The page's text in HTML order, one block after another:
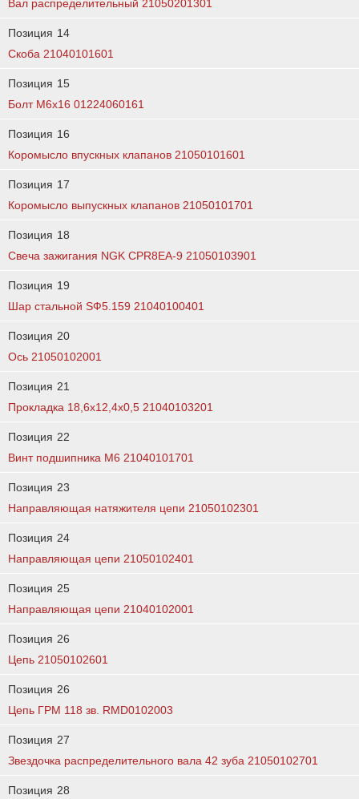
Вал распределительный 21050201301
Позиция 14
Скоба 21040101601
Позиция 15
Болт М6х16 01224060161
Позиция 16
Коромысло впускных клапанов 21050101601
Позиция 17
Коромысло выпускных клапанов 21050101701
Позиция 18
Свеча зажигания NGK CPR8EA-9 21050103901
Позиция 19
Шар стальной SФ5.159 21040100401
Позиция 20
Ось 21050102001
Позиция 21
Прокладка 18,6х12,4х0,5 21040103201
Позиция 22
Винт подшипника М6 21040101701
Позиция 23
Направляющая натяжителя цепи 21050102301
Позиция 24
Направляющая цепи 21050102401
Позиция 25
Направляющая цепи 21040102001
Позиция 26
Цепь 21050102601
Позиция 26
Цепь ГРМ 118 зв. RMD0102003
Позиция 27
Звездочка распределительного вала 42 зуба 21050102701
Позиция 28